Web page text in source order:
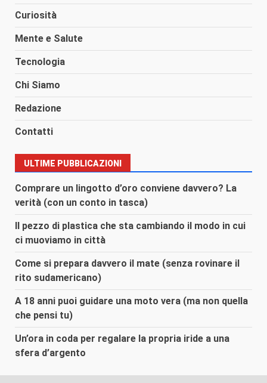
Curiosità
Mente e Salute
Tecnologia
Chi Siamo
Redazione
Contatti
ULTIME PUBBLICAZIONI
Comprare un lingotto d’oro conviene davvero? La
verità (con un conto in tasca)
Il pezzo di plastica che sta cambiando il modo in cui
ci muoviamo in città
Come si prepara davvero il mate (senza rovinare il
rito sudamericano)
A 18 anni puoi guidare una moto vera (ma non quella
che pensi tu)
Un’ora in coda per regalare la propria iride a una
sfera d’argento